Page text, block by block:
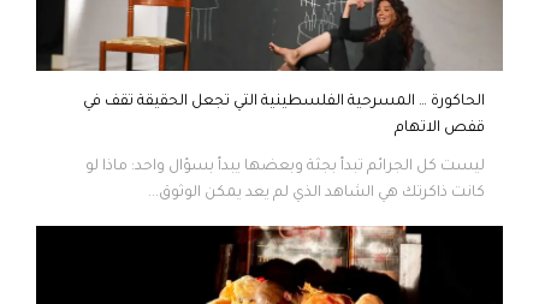
الحاكورة … المسرحية الفلسطينية التي تجعل الحقيقة تقف في
قفص الاتهام
ليست كل الجرائم تبدأ بجثة وبعضها يبدأ بسؤال واحد: ماذا لو
كانت ذاكرتك هي الشاهد الذي لم يعد يمكن الوثوق...